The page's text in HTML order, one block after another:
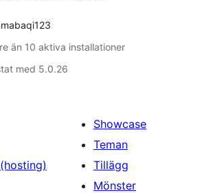
än 10 aktiva installationer
med 5.0.26
Showcase
Teman
Tillägg
Mönster